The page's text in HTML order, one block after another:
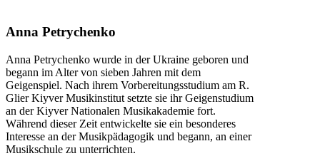
Anna Petrychenko
Anna Petrychenko wurde in der Ukraine geboren und
begann im Alter von sieben Jahren mit dem
Geigenspiel. Nach ihrem Vorbereitungsstudium am R.
Glier Kiyver Musikinstitut setzte sie ihr Geigenstudium
an der Kiyver Nationalen Musikakademie fort.
Während dieser Zeit entwickelte sie ein besonderes
Interesse an der Musikpädagogik und begann, an einer
Musikschule zu unterrichten.